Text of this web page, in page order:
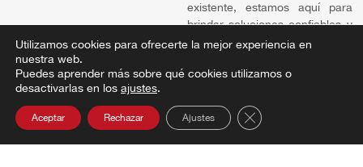
existente, estamos aquí para
brindar soluciones confiables y
de alta calidad.
Utilizamos cookies para ofrecerte la mejor experiencia en
nuestra web.
Puedes aprender más sobre qué cookies utilizamos o
desactivarlas en los ajustes.
Aceptar Rechazar Ajustes Cerrar el banner de